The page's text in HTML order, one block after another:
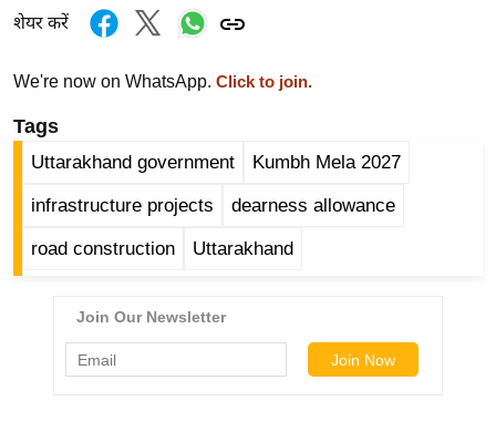
हॉ
वु
ड
फि
स
शेयर करें
We're now on WhatsApp. Click to join.
Tags
Uttarakhand government Kumbh Mela 2027
infrastructure projects dearness allowance
road construction Uttarakhand